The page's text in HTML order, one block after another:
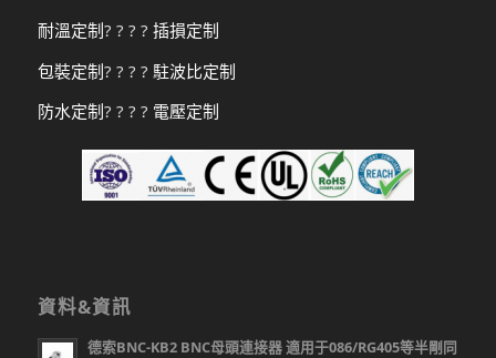
耐溫定制? ? ? ? 插損定制
包裝定制? ? ? ? 駐波比定制
防水定制? ? ? ? 電壓定制
資料&資訊
德索BNC-KB2 BNC母頭連接器 適用于086/RG405等半剛同